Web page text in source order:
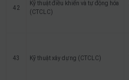
42
Kỹ thuật điều khiển và tự động hóa
(CTCLC)
43 Kỹ thuật xây dựng (CTCLC)